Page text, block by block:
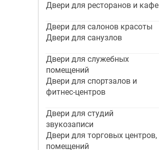
Двери для ресторанов и кафе
Двери для салонов красоты
Двери для санузлов
Двери для служебных
помещений
Двери для спортзалов и
фитнес-центров
Двери для студий
звукозаписи
Двери для торговых центров,
помещений